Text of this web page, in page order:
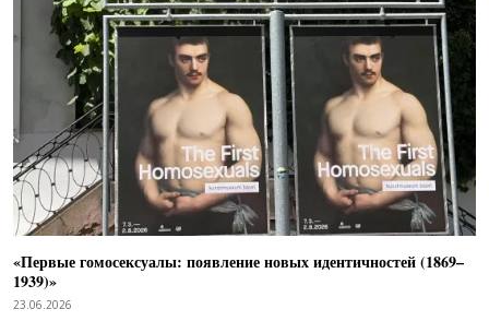
«Первые гомосексуалы: появление новых идентичностей (1869–
1939)»
23.06.2026